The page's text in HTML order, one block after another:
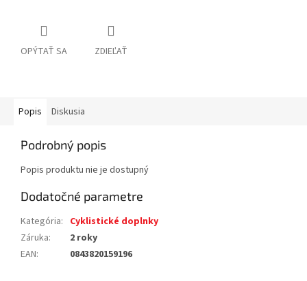
OPÝTAŤ SA ZDIEĽAŤ
Popis Diskusia
Podrobný popis
Popis produktu nie je dostupný
Dodatočné parametre
Kategória: Cyklistické doplnky
Záruka:
2 roky
EAN: 0843820159196